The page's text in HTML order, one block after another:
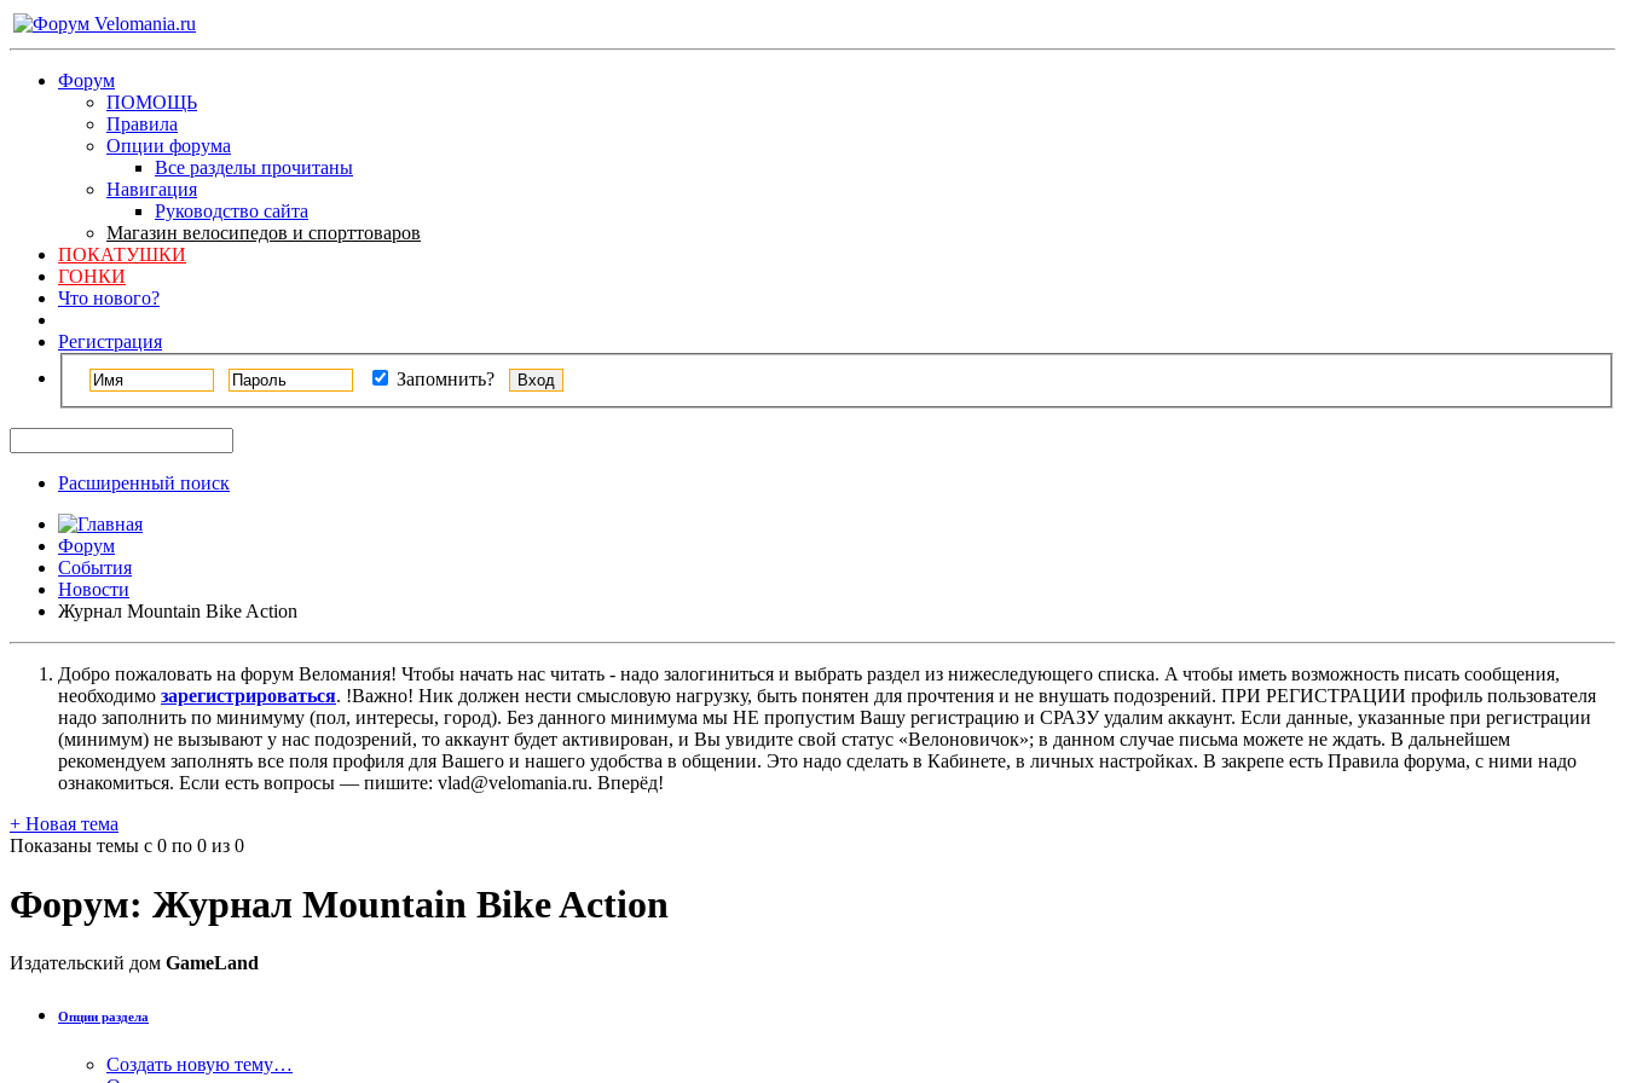
Форум
ПОМОЩЬ
Правила
Опции форума
Все разделы прочитаны
Навигация
Руководство сайта
Магазин велосипедов и спорттоваров
ПОКАТУШКИ
ГОНКИ
Что нового?
Регистрация
Запомнить?
Расширенный поиск
Форум
События
Новости
Журнал Mountain Bike Action
Добро пожаловать на форум Веломания! Чтобы начать нас читать - надо залогиниться и выбрать раздел из нижеследующего списка. A чтобы иметь возможность писать сообщения,
необходимо зарегистрироваться. !Важно! Ник должен нести смысловую нагрузку, быть понятен для прочтения и не внушать подозрений. ПРИ РЕГИСТРАЦИИ профиль пользователя
надо заполнить по минимуму (пол, интересы, город). Без данного минимума мы НЕ пропустим Вашу регистрацию и СРАЗУ удалим аккаунт. Если данные, указанные при регистрации
(минимум) не вызывают у нас подозрений, то аккаунт будет активирован, и Вы увидите свой статус «Велоновичок»; в данном случае письма можете не ждать. В дальнейшем
рекомендуем заполнять все поля профиля для Вашего и нашего удобства в общении. Это надо сделать в Кабинете, в личных настройках. В закрепе есть Правила форума, с ними надо
ознакомиться. Если есть вопросы — пишите: vlad@velomania.ru. Вперёд!
+ Новая тема
Показаны темы с 0 по 0 из 0
Форум: Журнал Mountain Bike Action
Издательский дом GameLand
Опции раздела
Создать новую тему…